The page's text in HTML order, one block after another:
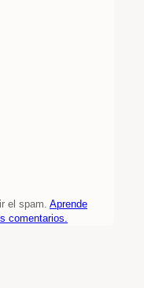
el spam. Aprende
comentarios.